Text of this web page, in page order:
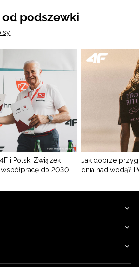
podszewki
i Polski Związek
współpracę do 2030
Jak dobrze
dnia nad wodą?